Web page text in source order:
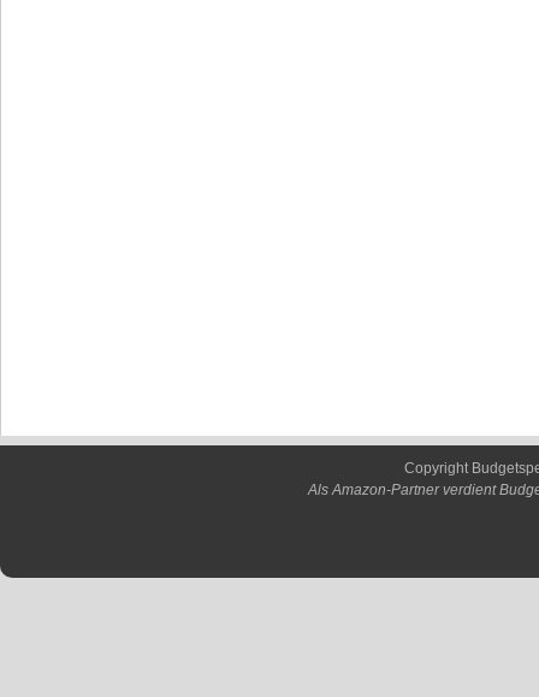
Copyright
Als Amazon-Partner verdient